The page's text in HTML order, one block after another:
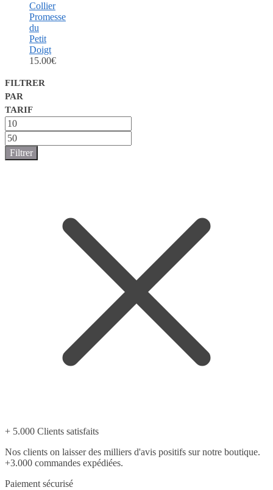
Collier
Promesse
du
Petit
Doigt
15.00€
FILTRER
PAR
TARIF
Prix
min
Prix
max
Filtrer
+ 5.000 Clients satisfaits
Nos clients on laisser des milliers d'avis positifs sur notre boutique.
+3.000 commandes expédiées.
Paiement sécurisé